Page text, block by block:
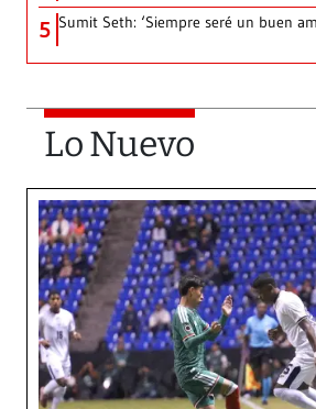
5 Sumit Seth: ‘Siempre seré un buen
Lo Nuevo